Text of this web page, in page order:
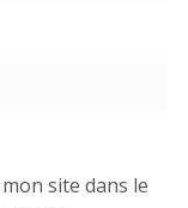
site dans le